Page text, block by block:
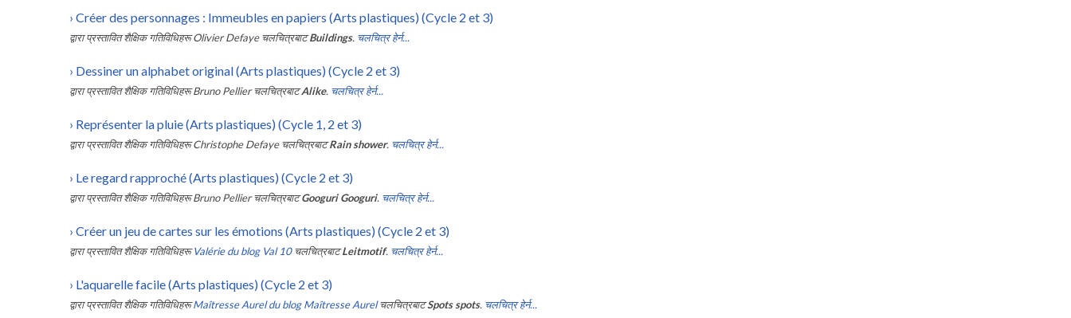
› Créer des personnages : Immeubles en papiers (Arts plastiques) (Cycle 2 et 3)
द्वारा प्रस्तावित शैक्षिक गतिविधिहरू Olivier Defaye चलचित्रबाट Buildings. चलचित्र हेर्न...
› Dessiner un alphabet original (Arts plastiques) (Cycle 2 et 3)
द्वारा प्रस्तावित शैक्षिक गतिविधिहरू Bruno Pellier चलचित्रबाट Alike. चलचित्र हेर्न...
› Représenter la pluie (Arts plastiques) (Cycle 1, 2 et 3)
द्वारा प्रस्तावित शैक्षिक गतिविधिहरू Christophe Defaye चलचित्रबाट Rain shower. चलचित्र हेर्न...
› Le regard rapproché (Arts plastiques) (Cycle 2 et 3)
द्वारा प्रस्तावित शैक्षिक गतिविधिहरू Bruno Pellier चलचित्रबाट Googuri Googuri. चलचित्र हेर्न...
› Créer un jeu de cartes sur les émotions (Arts plastiques) (Cycle 2 et 3)
द्वारा प्रस्तावित शैक्षिक गतिविधिहरू Valérie du blog Val 10 चलचित्रबाट Leitmotif. चलचित्र हेर्न...
› L'aquarelle facile (Arts plastiques) (Cycle 2 et 3)
द्वारा प्रस्तावित शैक्षिक गतिविधिहरू Maîtresse Aurel du blog Maîtresse Aurel चलचित्रबाटSpots spots. चलचित्र हेर्न...